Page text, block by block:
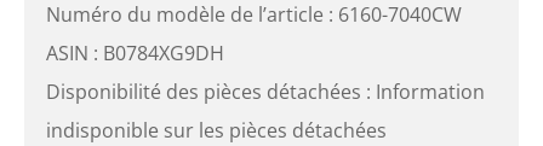
Numéro du modèle de l’article : 6160-7040CW
ASIN : B0784XG9DH
Disponibilité des pièces détachées : Information
indisponible sur les pièces détachées